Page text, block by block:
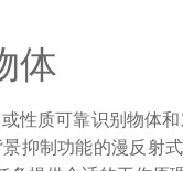
体
性质可靠识别物体
抑制功能的漫反射